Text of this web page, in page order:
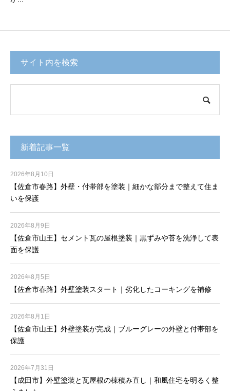
サイト内を検索
新着記事一覧
【佐倉市春路】外壁・付帯部を塗装｜細かな部分まで整えて住ま
いを保護
2026年8月10日
【佐倉市山王】セメント瓦の屋根塗装｜黒ずみや苔を洗浄して表
面を保護
2026年8月9日
【佐倉市春路】外壁塗装スタート｜劣化したコーキングを補修
2026年8月5日
【佐倉市山王】外壁塗装が完成｜ブルーグレーの外壁と付帯部を
保護
2026年8月1日
【成田市】外壁塗装と瓦屋根の棟積み直し｜和風住宅を明るく整
2026年7月31日